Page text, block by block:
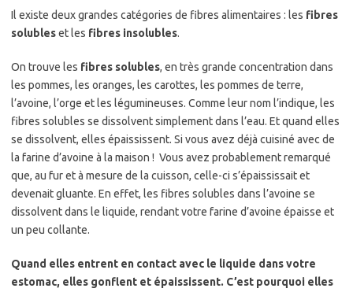
Il existe deux grandes catégories de fibres alimentaires : les fibres
solubleset les fibres insolubles.
On trouve les fibres solubles, en très grande concentration dans
les pommes, les oranges, les carottes, les pommes de terre,
l’avoine, l’orge et les légumineuses. Comme leur nom l’indique, les
fibres solubles se dissolvent simplement dans l’eau. Et quand elles
se dissolvent, elles épaississent. Si vous avez déjà cuisiné avec de
la farine d’avoine à la maison ! Vous avez probablement remarqué
que, au fur et à mesure de la cuisson, celle-ci s’épaississait et
devenait gluante. En effet, les fibres solubles dans l’avoine se
dissolvent dans le liquide, rendant votre farine d’avoine épaisse et
un peu collante.
Quand elles entrent en contact avec le liquide dans votre
estomac, elles gonflent et épaississent. C’est pourquoi elles